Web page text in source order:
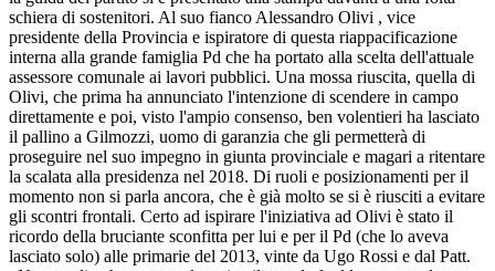
schiera di sostenitori. Al suo fianco Alessandro Olivi , vice
presidente della Provincia e ispiratore di questa riappacificazione
interna alla grande famiglia Pd che ha portato alla scelta dell'attuale
assessore comunale ai lavori pubblici. Una mossa riuscita, quella di
Olivi, che prima ha annunciato l'intenzione di scendere in campo
direttamente e poi, visto l'ampio consenso, ben volentieri ha lasciato
il pallino a Gilmozzi, uomo di garanzia che gli permetterà di
proseguire nel suo impegno in giunta provinciale e magari a ritentare
la scalata alla presidenza nel 2018. Di ruoli e posizionamenti per il
momento non si parla ancora, che è già molto se si è riusciti a evitare
gli scontri frontali. Certo ad ispirare l'iniziativa ad Olivi è stato il
ricordo della bruciante sconfitta per lui e per il Pd (che lo aveva
lasciato solo) alle primarie del 2013, vinte da Ugo Rossi e dal Patt.